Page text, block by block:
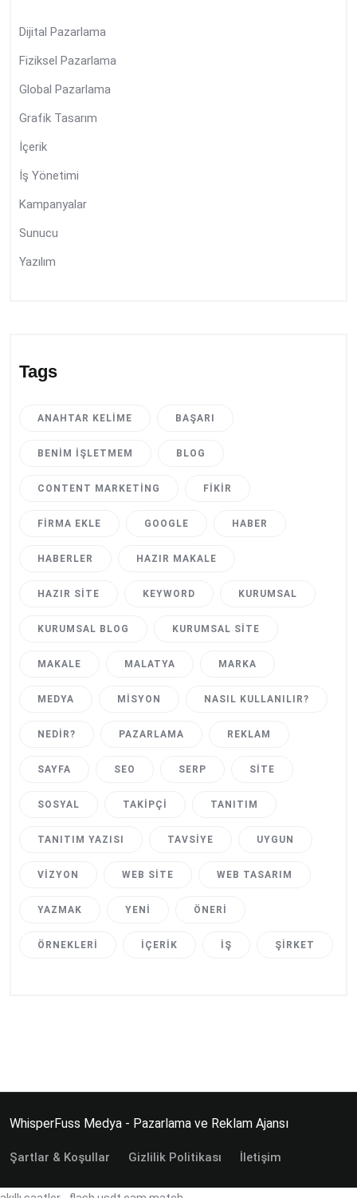
Dijital Pazarlama
Fiziksel Pazarlama
Global Pazarlama
Grafik Tasarım
İçerik
İş Yönetimi
Kampanyalar
Sunucu
Yazılım
Tags
ANAHTAR KELIME BAŞARI
BENIM İŞLETMEM BLOG
CONTENT MARKETING FIKIR
FIRMA EKLE GOOGLE HABER
HABERLER HAZIR MAKALE
HAZIR SITE KEYWORD KURUMSAL
KURUMSAL BLOG KURUMSAL SITE
MAKALE MALATYA MARKA
MEDYA MISYON NASIL KULLANILIR?
NEDIR? PAZARLAMA REKLAM
SAYFA SEO SERP SITE
SOSYAL TAKIPÇI TANITIM
TANITIM YAZISI TAVSIYE UYGUN
VIZYON WEB SITE WEB TASARIM
YAZMAK YENI ÖNERI
ÖRNEKLERI İÇERIK İŞ ŞIRKET
WhisperFuss Medya - Pazarlama ve Reklam Ajansı
Şartlar & Koşullar Gizlilik Politikası İletişim